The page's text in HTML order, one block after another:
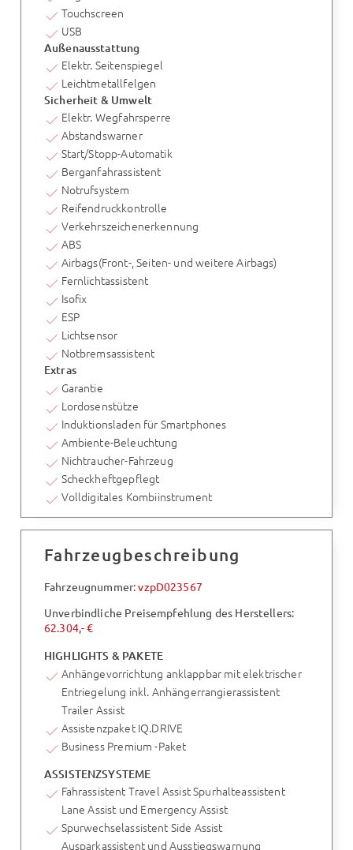
Touchscreen
USB
Außenausstattung
Elektr. Seitenspiegel
Leichtmetallfelgen
Sicherheit & Umwelt
Elektr. Wegfahrsperre
Abstandswarner
Start/Stopp-Automatik
Berganfahrassistent
Notrufsystem
Reifendruckkontrolle
Verkehrszeichenerkennung
ABS
Airbags(Front-, Seiten- und weitere Airbags)
Fernlichtassistent
Isofix
ESP
Lichtsensor
Notbremsassistent
Extras
Garantie
Lordosenstütze
Induktionsladen für Smartphones
Ambiente-Beleuchtung
Nichtraucher-Fahrzeug
Scheckheftgepflegt
Volldigitales Kombiinstrument
Fahrzeugbeschreibung
Fahrzeugnummer:vzpD023567
Unverbindliche Preisempfehlung des Herstellers:
62.304,- €
HIGHLIGHTS & PAKETE
Anhängevorrichtung anklappbar mit elektrischer
Entriegelung inkl. Anhängerrangierassistent
Trailer Assist
Assistenzpaket IQ.DRIVE
Business Premium -Paket
ASSISTENZSYSTEME
Fahrassistent Travel Assist Spurhalteassistent
Lane Assist und Emergency Assist
Spurwechselassistent Side Assist
Ausparkassistent und Ausstiegswarnung